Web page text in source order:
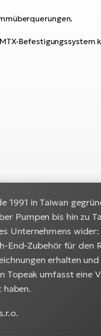
Befestigungssystem
1991 in Taiwan
Pumpen bis hin zu
Unternehmens
End-Zubehör für den
erhalten
umfasst eine
haben.